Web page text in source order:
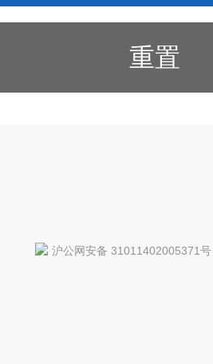
重置
沪公网安备 31011402005371号